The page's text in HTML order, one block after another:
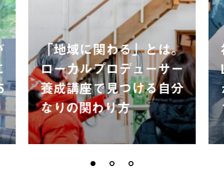
「地域に関わる」とは。
ローカルプロデューサー
養成講座で見つける自分
なりの関わり方